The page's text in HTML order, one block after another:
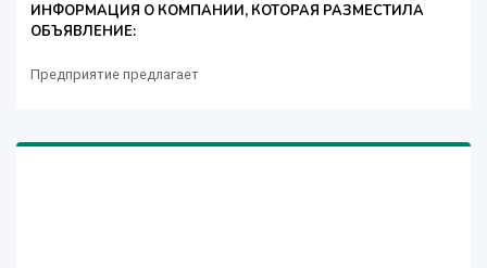
ИНФОРМАЦИЯ О КОМПАНИИ, КОТОРАЯ РАЗМЕСТИЛА
ОБЪЯВЛЕНИЕ:
Предприятие предлагает